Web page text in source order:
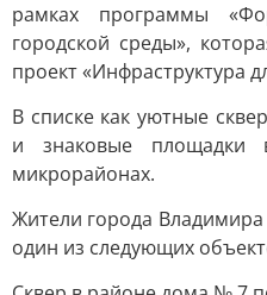
рамках программы
городской среды»,
проект «Инфраструктура
В списке как уютные
и знаковые площадки
микрорайонах.
Жители города Владимира
один из следующих